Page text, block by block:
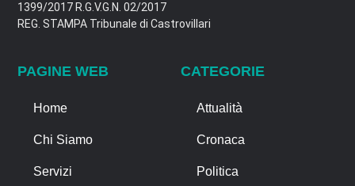
1399/2017 R.G.V.G.N. 02/2017
REG. STAMPA Tribunale di Castrovillari
PAGINE WEB
Home
Chi Siamo
Servizi
CATEGORIE
Attualità
Cronaca
Politica